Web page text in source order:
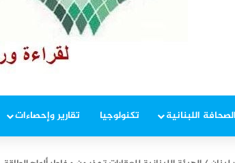
الصحافة اللبنانية تكنولوجيا تقارير وإحصاءات